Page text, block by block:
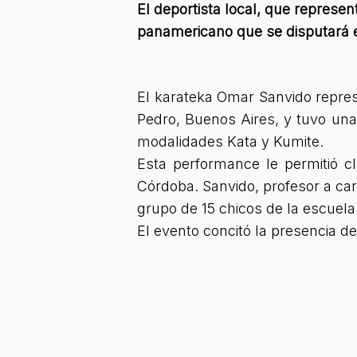
El deportista local, que
panamericano que se disputará
El karateka Omar Sanvido
Pedro, Buenos Aires, y tuvo
modalidades Kata y Kumite.
Esta performance le permitió
Córdoba. Sanvido, profesor a
grupo de 15 chicos de la
El evento concitó la presencia